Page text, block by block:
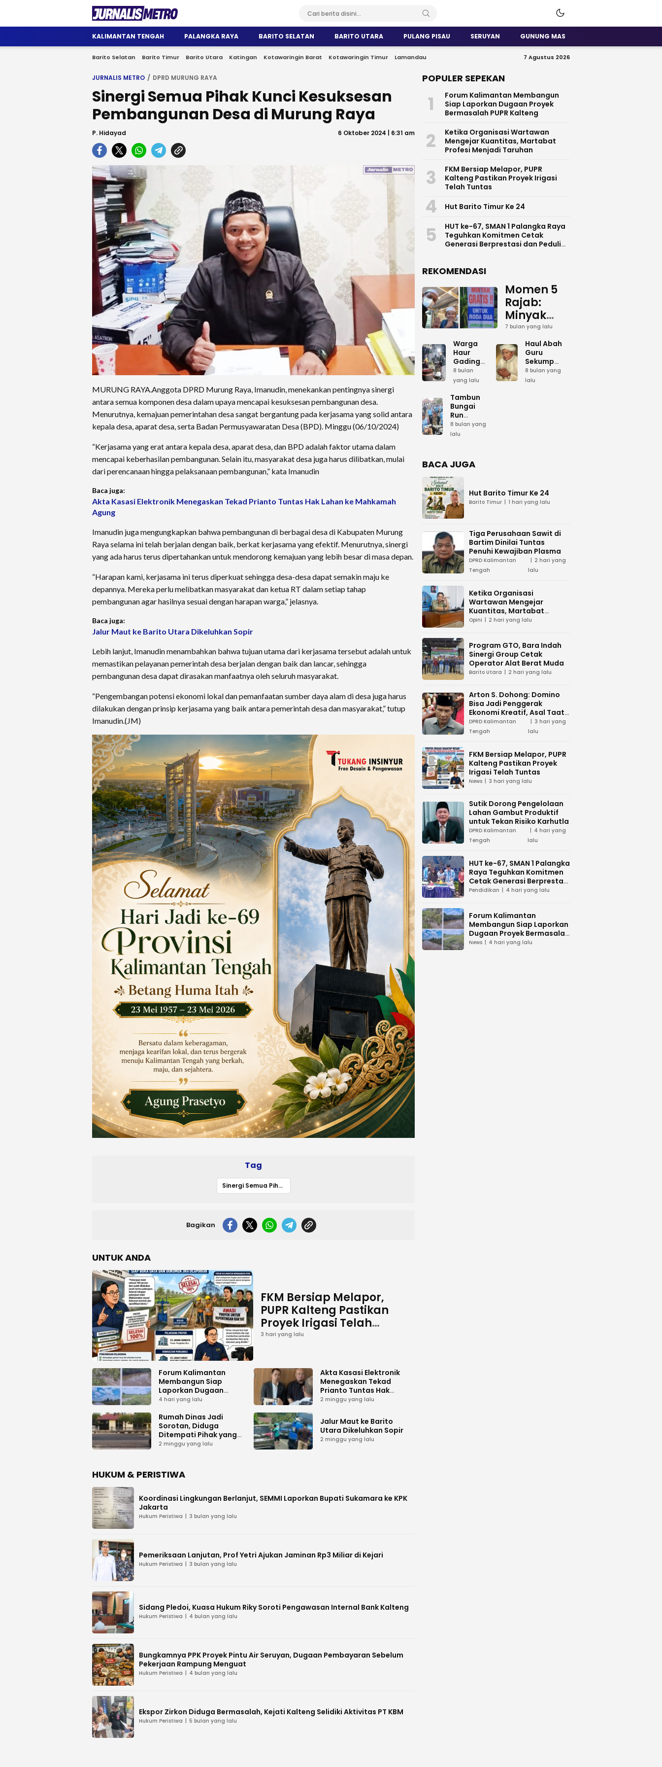
Jurnalis Metro
Satu Wadah Informasi
KALIMANTAN TENGAH PALANGKA RAYA BARITO SELATAN BARITO UTARA PULANG PISAU SERUYAN GUNUNG MAS
Barito Selatan Barito Timur Barito Utara Katingan Kotawaringin Barat Kotawaringin Timur Lamandau 7 Agustus 2026
JURNALIS METRO DPRD MURUNG RAYA
Sinergi Semua Pihak Kunci Kesuksesan
Pembangunan Desa di Murung Raya
P. Hidayad 6 Oktober 2024 | 6:31 am
MURUNG RAYA.Anggota DPRD Murung Raya, Imanudin, menekankan pentingnya sinergi
antara semua komponen desa dalam upaya mencapai kesuksesan pembangunan desa.
Menurutnya, kemajuan pemerintahan desa sangat bergantung pada kerjasama yang solid antara
kepala desa, aparat desa, serta Badan Permusyawaratan Desa (BPD). Minggu (06/10/2024)
“Kerjasama yang erat antara kepala desa, aparat desa, dan BPD adalah faktor utama dalam
mencapai keberhasilan pembangunan. Selain itu, masyarakat desa juga harus dilibatkan, mulai
dari perencanaan hingga pelaksanaan pembangunan,” kata Imanudin
Baca juga:
Akta Kasasi Elektronik Menegaskan Tekad Prianto Tuntas Hak Lahan ke Mahkamah
Agung
Imanudin juga mengungkapkan bahwa pembangunan di berbagai desa di Kabupaten Murung
Raya selama ini telah berjalan dengan baik, berkat kerjasama yang efektif. Menurutnya, sinergi
yang ada harus terus dipertahankan untuk mendorong kemajuan yang lebih besar di masa depan.
“Harapan kami, kerjasama ini terus diperkuat sehingga desa-desa dapat semakin maju ke
depannya. Mereka perlu melibatkan masyarakat dan ketua RT dalam setiap tahap
pembangunan agar hasilnya sesuai dengan harapan warga,” jelasnya.
Baca juga:
Jalur Maut ke Barito Utara Dikeluhkan Sopir
Lebih lanjut, Imanudin menambahkan bahwa tujuan utama dari kerjasama tersebut adalah untuk
memastikan pelayanan pemerintah desa berjalan dengan baik dan lancar, sehingga
pembangunan desa dapat dirasakan manfaatnya oleh seluruh masyarakat.
“Pengembangan potensi ekonomi lokal dan pemanfaatan sumber daya alam di desa juga harus
dilakukan dengan prinsip kerjasama yang baik antara pemerintah desa dan masyarakat,” tutup
Imanudin.(JM)
Tag
Sinergi Semua Pihak Kunci Kesuksesan Pembangunan Desa di Murung Raya
Bagikan
UNTUK ANDA
FKM Bersiap Melapor,
PUPR Kalteng Pastikan
Proyek Irigasi Telah
Tuntas
3 hari yang lalu
Forum Kalimantan
Membangun Siap
Laporkan Dugaan
Proyek Bermasalah
4 hari yang lalu
Akta Kasasi Elektronik
Menegaskan Tekad
Prianto Tuntas Hak
Lahan ke Mahkamah
2 minggu yang lalu
Rumah Dinas Jadi
Sorotan, Diduga
Ditempati Pihak yang
Tak Berhak
2 minggu yang lalu
Jalur Maut ke Barito
Utara Dikeluhkan Sopir
2 minggu yang lalu
HUKUM & PERISTIWA
Koordinasi Lingkungan Berlanjut, SEMMI Laporkan Bupati Sukamara ke KPK
Jakarta
Hukum Peristiwa 3 bulan yang lalu
Pemeriksaan Lanjutan, Prof Yetri Ajukan Jaminan Rp3 Miliar di Kejari
Hukum Peristiwa 3 bulan yang lalu
Sidang Pledoi, Kuasa Hukum Riky Soroti Pengawasan Internal Bank Kalteng
Hukum Peristiwa 4 bulan yang lalu
Bungkamnya PPK Proyek Pintu Air Seruyan, Dugaan Pembayaran Sebelum
Pekerjaan Rampung Menguat
Hukum Peristiwa 4 bulan yang lalu
Ekspor Zirkon Diduga Bermasalah, Kejati Kalteng Selidiki Aktivitas PT KBM
Hukum Peristiwa 5 bulan yang lalu
POPULER SEPEKAN
1
Forum Kalimantan Membangun
Siap Laporkan Dugaan Proyek
Bermasalah PUPR Kalteng
2
Ketika Organisasi Wartawan
Mengejar Kuantitas, Martabat
Profesi Menjadi Taruhan
3
FKM Bersiap Melapor, PUPR
Kalteng Pastikan Proyek Irigasi
Telah Tuntas
4 Hut Barito Timur Ke 24
5
HUT ke-67, SMAN 1 Palangka Raya
Teguhkan Komitmen Cetak
Generasi Berprestasi dan Peduli
REKOMENDASI
Momen 5
Rajab:
Minyak
Gratis
dan Cinta
yang
Terus
Mengalir
7 bulan yang lalu
Warga
Haur
Gading
Siapkan
Bumbu
Umum
Sambut 5
Rajab di
Sekumpul
8 bulan
yang lalu
Haul Abah
Guru
Sekumpul:
Ketika
Lautan
8 bulan yang
lalu
Tambun
Bungai
Run
Meriahkan
Hari Bela
Juang TNI
AD di
Palangka
Raya
8 bulan yang
lalu
BACA JUGA
Hut Barito Timur Ke 24
Barito Timur 1 hari yang lalu
Tiga Perusahaan Sawit di
Bartim Dinilai Tuntas
Penuhi Kewajiban Plasma
DPRD Kalimantan
Tengah
2 hari yang
lalu
Ketika Organisasi
Wartawan Mengejar
Kuantitas, Martabat
Profesi Menjadi Taruhan
Opini 2 hari yang lalu
Program GTO, Bara Indah
Sinergi Group Cetak
Operator Alat Berat Muda
Barito Utara 2 hari yang lalu
Arton S. Dohong: Domino
Bisa Jadi Penggerak
Ekonomi Kreatif, Asal Taat
Aturan
DPRD Kalimantan
Tengah
3 hari yang
lalu
FKM Bersiap Melapor, PUPR
Kalteng Pastikan Proyek
Irigasi Telah Tuntas
News 3 hari yang lalu
Sutik Dorong Pengelolaan
Lahan Gambut Produktif
untuk Tekan Risiko Karhutla
DPRD Kalimantan
Tengah
4 hari yang
lalu
HUT ke-67, SMAN 1 Palangka
Raya Teguhkan Komitmen
Cetak Generasi Berprestasi
dan Peduli Lingkunga
Pendidikan 4 hari yang lalu
Forum Kalimantan
Membangun Siap Laporkan
Dugaan Proyek Bermasalah
PUPR Kalteng
News 4 hari yang lalu